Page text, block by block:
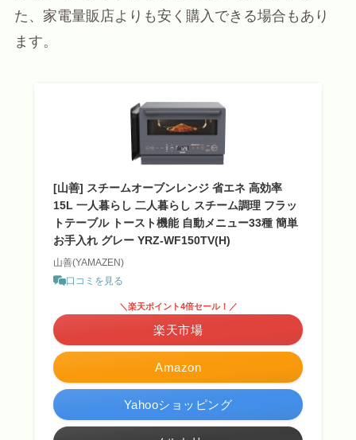
た、家電量販店よりも安く購入できる場合もあり
ます。
[山善] スチームオーブンレンジ 省エネ 高効率
15L 一人暮らし 二人暮らし スチーム調理 フラッ
トテーブル トースト機能 自動メニュー33種 簡単
お手入れ グレー YRZ-WF150TV(H)
山善(YAMAZEN)
口コミを見る
Amazon
＼楽天ポイント4倍セール！／
楽天市場
Yahooショッピング